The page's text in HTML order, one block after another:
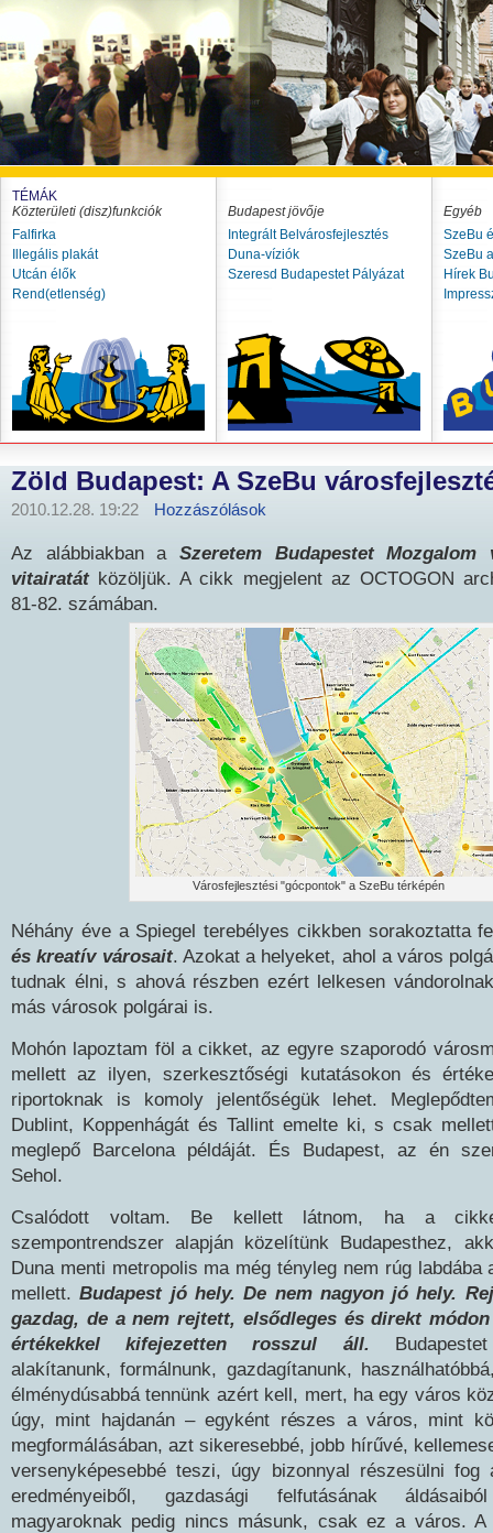
TÉMÁK
Közterületi (disz)funkciók
Falfirka
Illegális plakát
Utcán élők
Rend(etlenség)
Budapest jövője
Integrált Belvárosfejlesztés
Duna-víziók
Szeresd Budapestet Pályázat
Egyéb
SzeBu
SzeBu
Hírek
Zöld Budapest: A SzeBu
2010.12.28. 19:22 Hozzászólások
Az alábbiakban a Szeretem Budapestet Mozgalom
vitairatátközöljük. A cikk megjelent az OCTOGON
81-82. számában.
Városfejlesztési "gócpontok" a SzeBu térképén
Néhány éve a Spiegel terebélyes cikkben sorakoztatta
és kreatív városait. Azokat a helyeket, ahol a város
tudnak élni, s ahová részben ezért lelkesen
más városok polgárai is.
Mohón lapoztam föl a cikket, az egyre szaporodó
mellett az ilyen, szerkesztőségi kutatásokon és
riportoknak is komoly jelentőségük lehet.
Dublint, Koppenhágát és Tallint emelte ki, s csak
meglepő Barcelona példáját. És Budapest, az én
Sehol.
Csalódott voltam. Be kellett látnom, ha a
szempontrendszer alapján közelítünk Budapesthez,
Duna menti metropolis ma még tényleg nem rúg labdába
mellett.Budapest jó hely. De nem nagyon jó hely.
gazdag, de a nem rejtett, elsődleges és direkt
értékekkel kifejezetten rosszul áll.
alakítanunk, formálnunk, gazdagítanunk,
élménydúsabbá tennünk azért kell, mert, ha egy város
úgy, mint hajdanán – egyként részes a város, mint
megformálásában, azt sikeresebbé, jobb hírűvé,
versenyképesebbé teszi, úgy bizonnyal részesülni
eredményeiből, gazdasági felfutásának
magyaroknak pedig nincs másunk, csak ez a város. A